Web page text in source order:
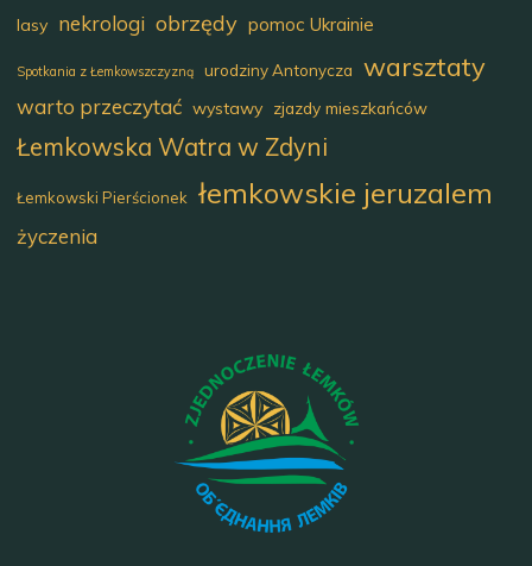
lasy nekrologi obrzędy pomoc Ukrainie
Spotkania z Łemkowszczyzną urodziny Antonycza warsztaty
warto przeczytać wystawy zjazdy mieszkańców
Łemkowska Watra w Zdyni
Łemkowski Pierścionek łemkowskie jeruzalem
życzenia